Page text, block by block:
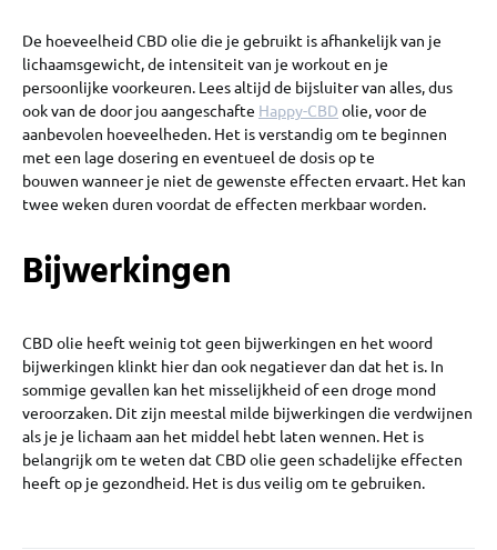
De hoeveelheid CBD olie die je gebruikt is afhankelijk van je
lichaamsgewicht, de intensiteit van je workout en je
persoonlijke voorkeuren. Lees altijd de bijsluiter van alles, dus
ook van de door jou aangeschafte Happy-CBD olie, voor de
aanbevolen hoeveelheden. Het is verstandig om te beginnen
met een lage dosering en eventueel de dosis op te
bouwen wanneer je niet de gewenste effecten ervaart. Het kan
twee weken duren voordat de effecten merkbaar worden.
Bijwerkingen
CBD olie heeft weinig tot geen bijwerkingen en het woord
bijwerkingen klinkt hier dan ook negatiever dan dat het is. In
sommige gevallen kan het misselijkheid of een droge mond
veroorzaken. Dit zijn meestal milde bijwerkingen die verdwijnen
als je je lichaam aan het middel hebt laten wennen. Het is
belangrijk om te weten dat CBD olie geen schadelijke effecten
heeft op je gezondheid. Het is dus veilig om te gebruiken.